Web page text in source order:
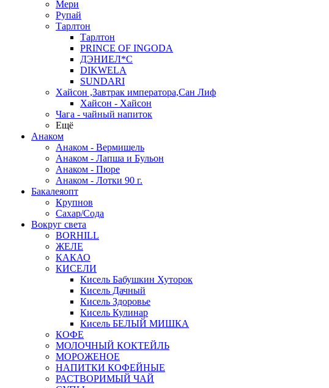
Мери
Рупай
Тарлтон
Тарлтон
PRINCE OF INGODA
ДЭНИЕЛ*С
DIKWELA
SUNDARI
Хайсон ,Завтрак императора,Сан Лиф
Хайсон - Хайсон
Чага - чайный напиток
Ещё
Анаком
Анаком - Вермишель
Анаком - Лапша и Бульон
Анаком - Пюре
Анаком - Лотки 90 г.
Бакалеяопт
Крупнов
Сахар/Сода
Вокруг света
BORHILL
ЖЕЛЕ
КАКАО
КИСЕЛИ
Кисель Бабушкин Хуторок
Кисель Дачный
Кисель Здоровье
Кисель Кулинар
Кисель БЕЛЫЙ МИШКА
КОФЕ
МОЛОЧНЫЙ КОКТЕЙЛЬ
МОРОЖЕНОЕ
НАПИТКИ КОФЕЙНЫЕ
РАСТВОРИМЫЙ ЧАЙ